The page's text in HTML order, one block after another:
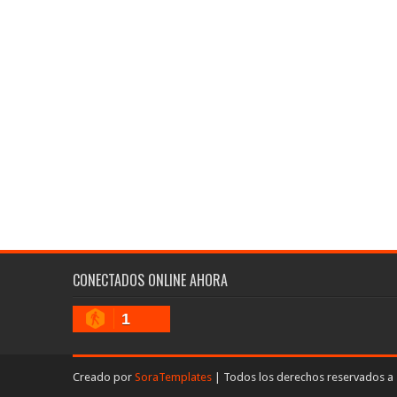
CONECTADOS ONLINE AHORA
1
Creado por SoraTemplates | Todos los derechos reservados a